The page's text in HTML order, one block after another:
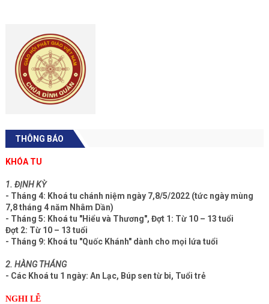
THÔNG BÁO
KHÓA TU
1. ĐỊNH KỲ
- Tháng 4: Khoá tu chánh niệm ngày 7,8/5/2022 (tức ngày mùng
7,8 tháng 4 năm Nhâm Dần)
- Tháng 5: Khoá tu "Hiểu và Thương", Đợt 1: Từ 10 – 13 tuổi
Đợt 2: Từ 10 – 13 tuổi
- Tháng 9: Khoá tu "Quốc Khánh" dành cho mọi lứa tuổi
2. HÀNG THÁNG
- Các Khoá tu 1 ngày: An Lạc, Búp sen từ bi, Tuổi trẻ
NGHI LỄ